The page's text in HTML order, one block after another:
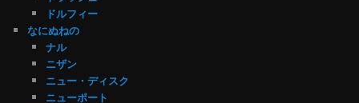
ドルフィー
なにぬねの
ナル
ニザン
ニュー・ディスク
ニューポート